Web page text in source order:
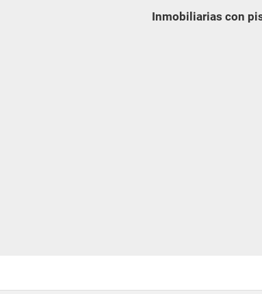
Inmobiliarias con